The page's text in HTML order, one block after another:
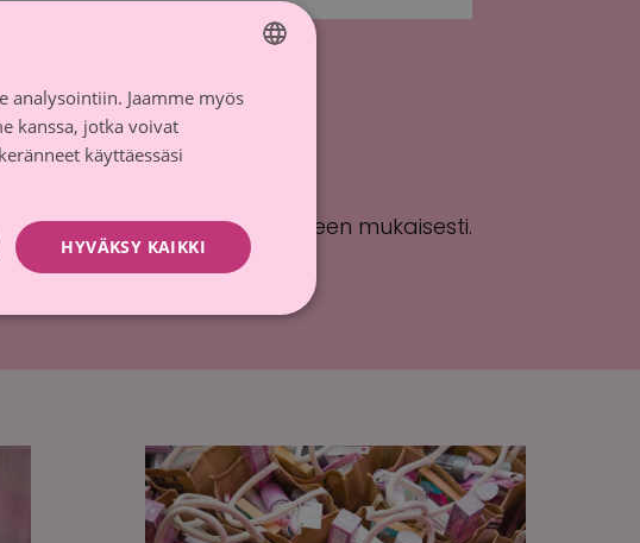
käsitellään tietosuojaselosteen mukaisesti.
FINNISH
analysointiin. Jaamme myös
kanssa, jotka voivat
käyttäessäsi
HYVÄKSY KAIKKI